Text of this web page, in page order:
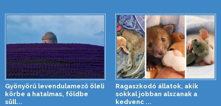
Gyönyörű levendulamező öleli
körbe a hatalmas, földbe
süll...
Ragaszkodó állatok, akik
sokkal jobban alszanak a
kedvenc ...